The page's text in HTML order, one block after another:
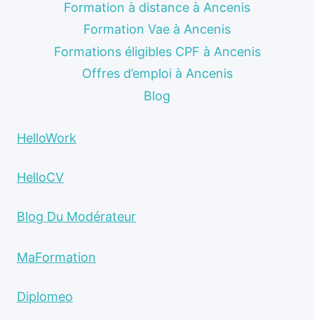
Formation à distance à Ancenis
Formation Vae à Ancenis
Formations éligibles CPF à Ancenis
Offres d’emploi à Ancenis
Blog
HelloWork
HelloCV
Blog Du Modérateur
MaFormation
Diplomeo